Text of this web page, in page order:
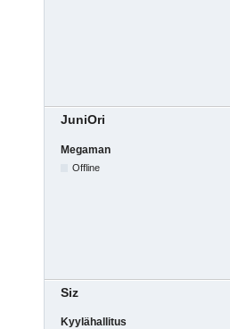
JuniOri
Megaman
Offline
Siz
Kyylähallitus